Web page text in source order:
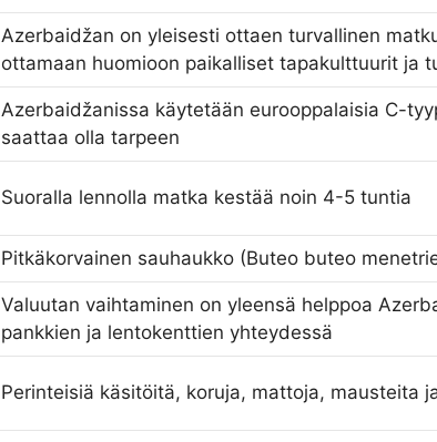
Azerbaidžan on yleisesti ottaen turvallinen
ottamaan huomioon paikalliset tapakulttuurit ja
Azerbaidžanissa käytetään eurooppalaisia C-
saattaa olla tarpeen
Suoralla lennolla matka kestää noin 4-5 tuntia
Pitkäkorvainen sauhaukko (Buteo buteo
Valuutan vaihtaminen on yleensä helppoa
pankkien ja lentokenttien yhteydessä
Perinteisiä käsitöitä, koruja, mattoja, mausteita